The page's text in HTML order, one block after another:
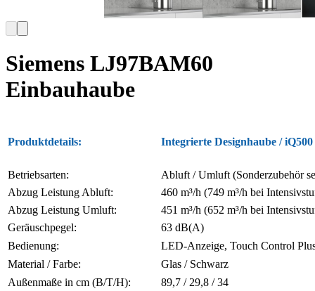
Siemens LJ97BAM60
Einbauhaube
Produktdetails: Integrierte Designhaube / iQ500
Betriebsarten:
Abluft / Umluft (Sonderzubehör
Abzug Leistung Abluft:
460 m³/h (749 m³/h bei
Abzug Leistung Umluft:
451 m³/h (652 m³/h bei
Geräuschpegel:
63 dB(A)
Bedienung:
LED-Anzeige, Touch Control
Material / Farbe:
Glas / Schwarz
Außenmaße in cm (B/T/H):
89,7 / 29,8 / 34